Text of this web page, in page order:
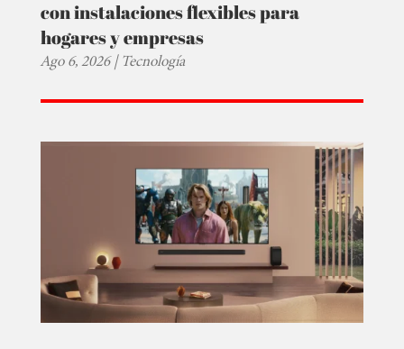
con instalaciones flexibles para
hogares y empresas
Ago 6, 2026|Tecnología